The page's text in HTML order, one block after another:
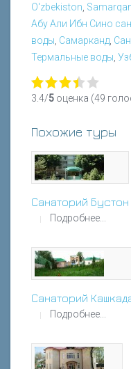
O'zbekiston,
Абу Али Ибн Сино
воды, Самарканд,
Термальные воды,
3.4/5 оценка (49
Похожие туры
Санаторий Бустон
Подробнее...
Санаторий
Подробнее...